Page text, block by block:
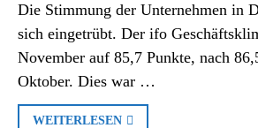
Die Stimmung der Unternehmen in
sich eingetrübt. Der ifo
November auf 85,7 Punkte, nach
Oktober. Dies war …
WEITERLESEN